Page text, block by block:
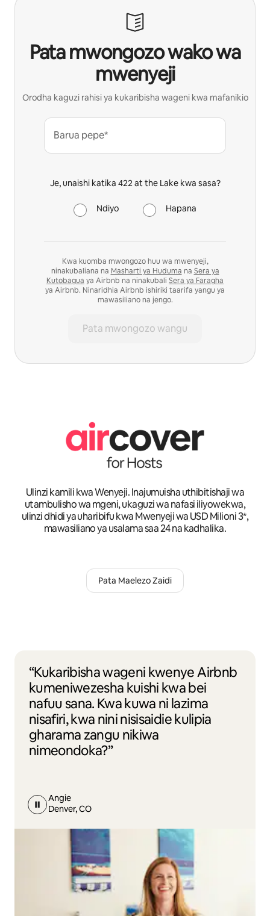
Pata mwongozo wako wa
mwenyeji
Orodha kaguzi rahisi ya kukaribisha wageni kwa mafanikio
Barua pepe*
Je, unaishi katika 422 at the Lake kwa sasa?
Ndiyo Hapana
Kwa kuomba mwongozo huu wa mwenyeji,
ninakubaliana na Masharti ya Huduma na Sera ya
Kutobagua ya Airbnb na ninakubali Sera ya Faragha
ya Airbnb. Ninaridhia Airbnb ishiriki taarifa yangu ya
mawasiliano na jengo.
Pata mwongozo wangu
Ulinzi kamili kwa Wenyeji. Inajumuisha uthibitishaji wa
utambulisho wa mgeni, ukaguzi wa nafasi iliyowekwa,
ulinzi dhidi ya uharibifu kwa Mwenyeji wa USD Milioni 3*,
mawasiliano ya usalama saa 24 na kadhalika.
Pata Maelezo Zaidi
“Kukaribisha wageni kwenye Airbnb
kumeniwezesha kuishi kwa bei
nafuu sana. Kwa kuwa ni lazima
nisafiri, kwa nini nisisaidie kulipia
gharama zangu nikiwa
nimeondoka?”
Angie
Denver, CO